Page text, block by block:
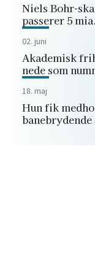
Niels Bohr-
passerer 5
02. juni
Akademisk
nede som
18. maj
Hun fik